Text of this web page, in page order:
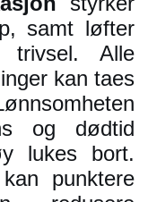
samt løfter
trivsel. Alle
kan taes
og dødtid
lukes bort.
punktere